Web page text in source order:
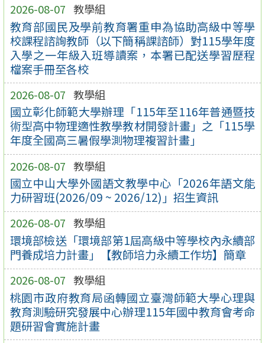
2026-08-07 教學組
教育部國民及學前教育署重申為協助高級中等學
校課程諮詢教師（以下簡稱課諮師）對115學年度
入學之一年級入班導讀案，本署已配送學習歷程
檔案手冊至各校
2026-08-07 教學組
國立彰化師範大學辦理「115年至116年普通暨技
術型高中物理適性教學教材開發計畫」之「115學
年度全國高三暑假學測物理複習計畫」
2026-08-07 教學組
國立中山大學外國語文教學中心「2026年語文能
力研習班(2026/09 ~ 2026/12)」招生資訊
2026-08-07 教學組
環境部檢送「環境部第1屆高級中等學校內永續部
門養成培力計畫」【教師培力永續工作坊】簡章
2026-08-07 教學組
桃園市政府教育局函轉國立臺灣師範大學心理與
教育測驗研究發展中心辦理115年國中教育會考命
題研習會實施計畫